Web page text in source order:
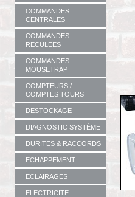
COMMANDES
CENTRALES
COMMANDES
RECULEES
COMMANDES
MOUSETRAP
COMPTEURS /
COMPTES TOURS
DESTOCKAGE
DIAGNOSTIC SYSTÈME
DURITES & RACCORDS
ECHAPPEMENT
ECLAIRAGES
ELECTRICITE